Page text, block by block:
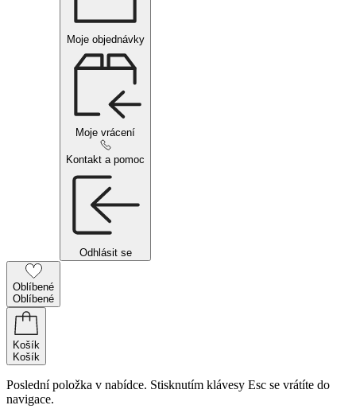
Moje objednávky
Moje vrácení
Kontakt a pomoc
Odhlásit se
Oblíbené
Oblíbené
Košík
Košík
Poslední položka v nabídce. Stisknutím klávesy Esc se vrátíte do
navigace.